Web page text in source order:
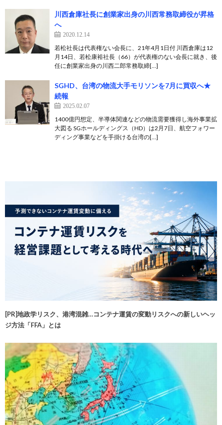
川西倉庫社長に創業家出身の川西常務取締役が昇格
へ
2020.12.14
若松社長は代表権ない会長に、21年4月1日付 川西倉庫は12
月14日、若松康裕社長（66）が代表権のない会長に就き、後
任に創業家出身の川西二郎常務取締[…]
SGHD、台湾の物流大手モリソンを7月に買収へ★
続報
2025.02.07
1400億円想定、半導体関連などの物流需要獲得し海外事業拡
大図る SGホールディングス（HD）は2月7日、航空フォワー
ディング事業などを手掛ける台湾の[…]
[PR]地政学リスク、港湾混雑…コンテナ運賃の変動リスクへの新しいヘッ
ジ方法「FFA」とは